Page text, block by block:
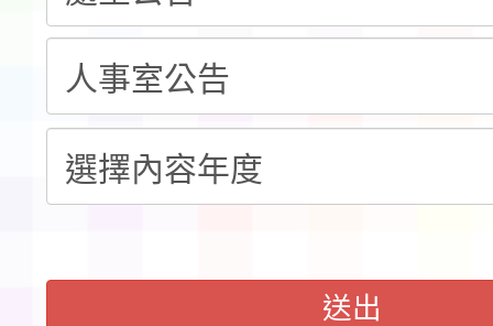
習海報及各區簡章
報
淨零綠領人才培育課程
送出